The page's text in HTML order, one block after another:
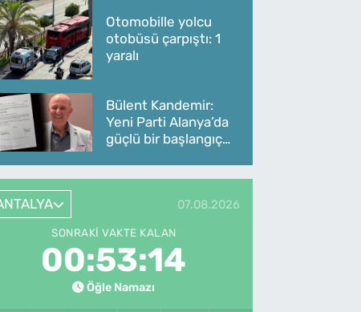
Otomobille yolcu
otobüsü çarpıştı: 1
yaralı
Bülent Kandemir:
Yeni Parti Alanya’da
güçlü bir başlangıç
07.08.2026
SONRAKI VAKTE KALAN
00:53:14
Öğle Namazı